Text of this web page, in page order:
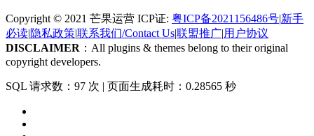
Copyright © 2021 芒果运营 ICP证: 粤ICP备2021156486号|新手
必读|隐私政策|联系我们/Contact Us|联盟推广|用户协议
DISCLAIMER ：All plugins & themes belong to their original
copyright developers.
SQL 请求数：97 次 | 页面生成耗时：0.28565 秒